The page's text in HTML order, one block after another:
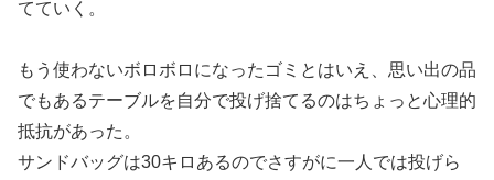
てていく。
もう使わないボロボロになったゴミとはいえ、思い出の品
でもあるテーブルを自分で投げ捨てるのはちょっと心理的
抵抗があった。
サンドバッグは30キロあるのでさすがに一人では投げら